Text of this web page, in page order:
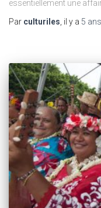
essentiellement une
Par culturiles , il y a 5 ans